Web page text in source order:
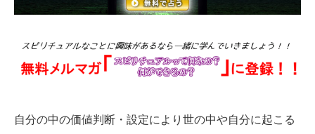
自分の中の価値判断・設定により世の中や自分に起こる